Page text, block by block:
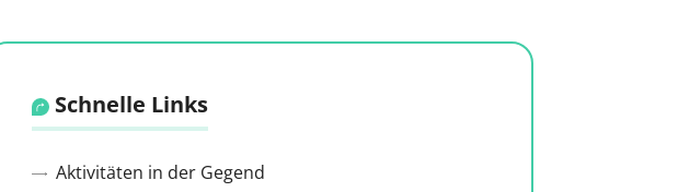
Schnelle Links
Aktivitäten in der Gegend